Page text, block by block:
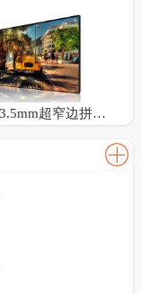
55英寸3.5mm超窄边拼接屏